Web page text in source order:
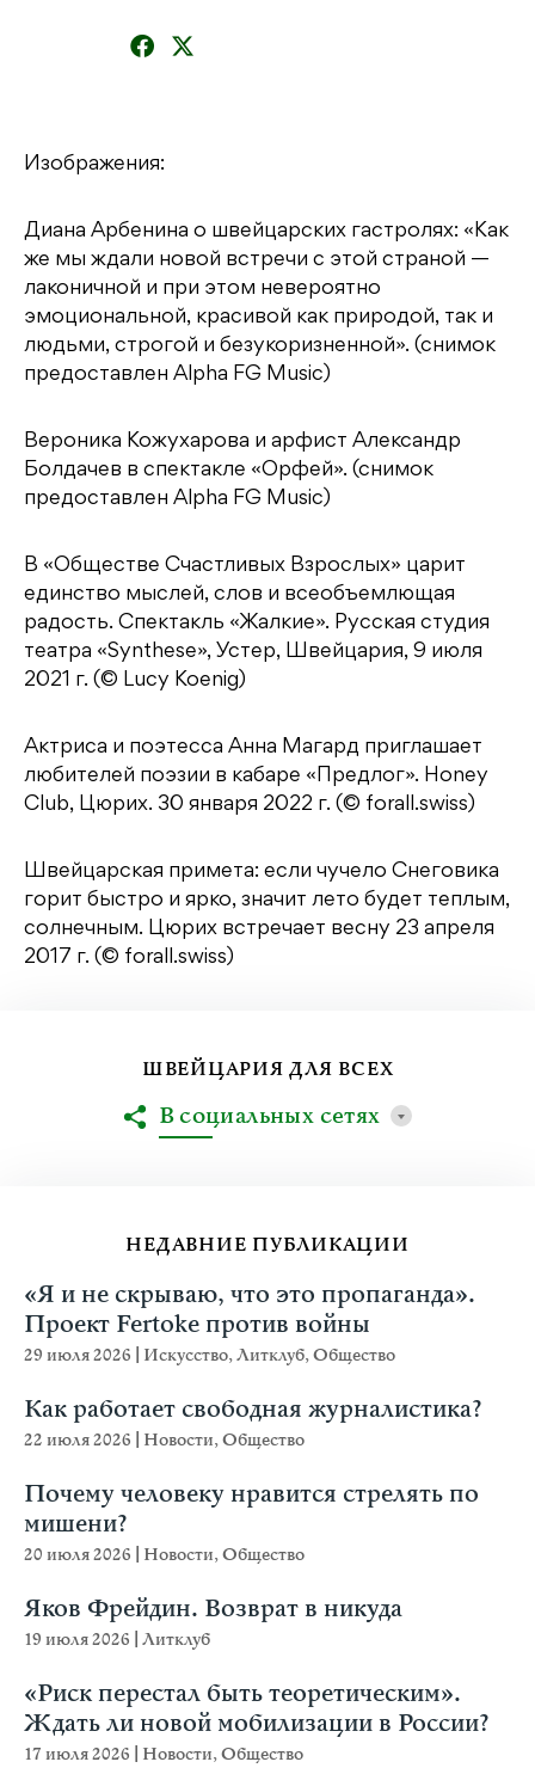
Изображения:
Диана Арбенина о швейцарских гастролях: «Как
же мы ждали новой встречи с этой страной —
лаконичной и при этом невероятно
эмоциональной, красивой как природой, так и
людьми, строгой и безукоризненной». (снимок
предоставлен Alpha FG Music)
Вероника Кожухарова и арфист Александр
Болдачев в спектакле «Орфей». (снимок
предоставлен Alpha FG Music)
В «Обществе Счастливых Взрослых» царит
единство мыслей, слов и всеобъемлющая
радость. Спектакль «Жалкие». Русская студия
театра «Synthese», Устер, Швейцария, 9 июля
2021 г. (© Lucy Koenig)
Актриса и поэтесса Анна Магард приглашает
любителей поэзии в кабаре «Предлог». Honey
Club, Цюрих. 30 января 2022 г. (© forall.swiss)
Швейцарская примета: если чучело Снеговика
горит быстро и ярко, значит лето будет теплым,
солнечным. Цюрих встречает весну 23 апреля
2017 г. (© forall.swiss)
НЕДАВНИЕ ПУБЛИКАЦИИ
«Я и не скрываю, что это пропаганда».
Проект Fertoke против войны
29 июля 2026 Искусство,Литклуб,Общество
Как работает свободная журналистика?
22 июля 2026 Новости,Общество
Почему человеку нравится стрелять по
мишени?
20 июля 2026 Новости,Общество
Яков Фрейдин. Возврат в никуда
19 июля 2026 Литклуб
«Риск перестал быть теоретическим».
Ждать ли новой мобилизации в России?
17 июля 2026 Новости,Общество
ШВЕЙЦАРИЯ ДЛЯ ВСЕХ
В социальных сетях